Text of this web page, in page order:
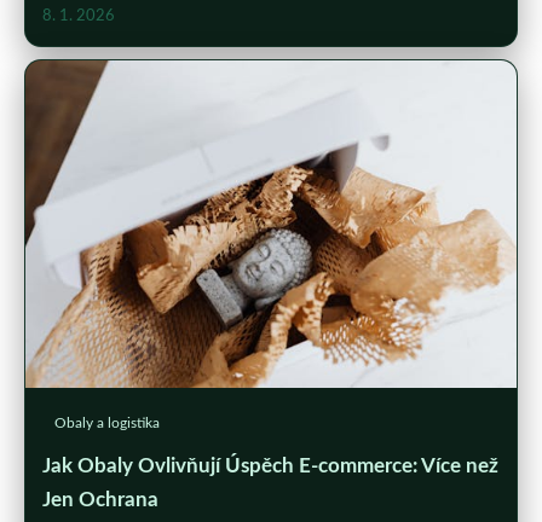
8. 1. 2026
Obaly a logistika
Jak Obaly Ovlivňují Úspěch E-commerce: Více než
Jen Ochrana